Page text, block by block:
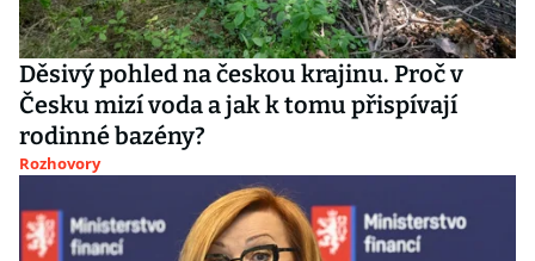
Děsivý pohled na českou krajinu. Proč v
Česku mizí voda a jak k tomu přispívají
rodinné bazény?
Rozhovory